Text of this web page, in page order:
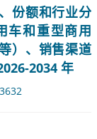
份额和行业分
车和重型商用
）、销售渠道
2034 年